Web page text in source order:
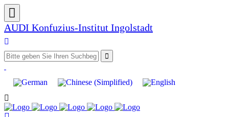
AUDI Konfuzius-Institut Ingolstadt